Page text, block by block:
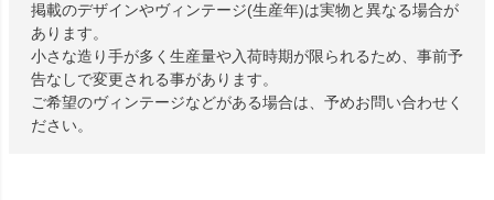
掲載のデザインやヴィンテージ(生産年)は実物と異なる場合が
あります。
小さな造り手が多く生産量や入荷時期が限られるため、事前予
告なしで変更される事があります。
ご希望のヴィンテージなどがある場合は、予めお問い合わせく
ださい。